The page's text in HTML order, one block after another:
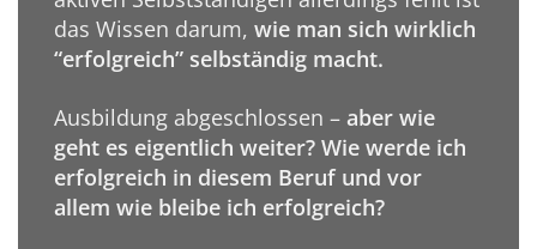
das Wissen darum, wie man sich wirklich
“erfolgreich” selbständig macht.
Ausbildung abgeschlossen – aber wie
geht es eigentlich weiter? Wie werde ich
erfolgreich in diesem Beruf und vor
allem wie bleibe ich erfolgreich?